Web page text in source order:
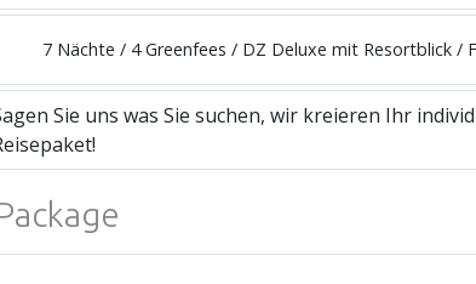
7 Nächte / 4 Greenfees / DZ Deluxe mit Resortblick /
Sie uns was Sie suchen, wir kreieren Ihr